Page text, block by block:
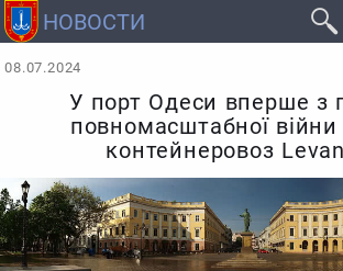
08.07.2024
У порт Одеси вперше з
повномасштабної війни
контейнеровоз